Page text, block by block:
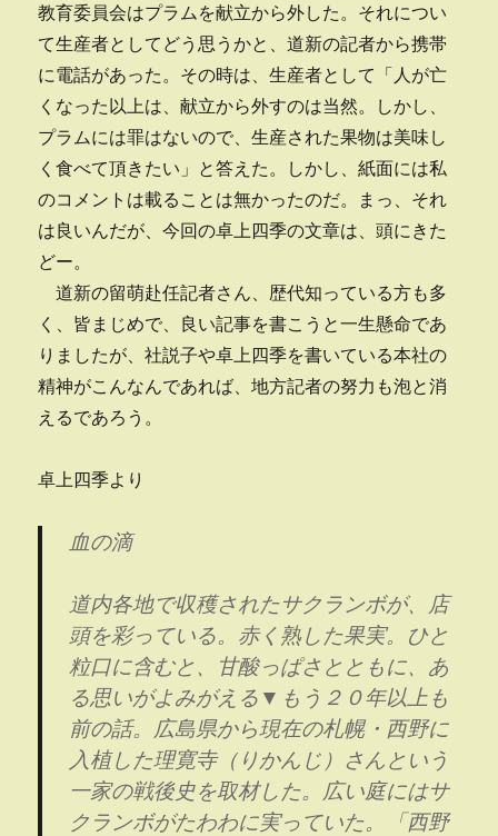
教育委員会はプラムを献立から外した。それについ
て生産者としてどう思うかと、道新の記者から携帯
に電話があった。その時は、生産者として「人が亡
くなった以上は、献立から外すのは当然。しかし、
プラムには罪はないので、生産された果物は美味し
く食べて頂きたい」と答えた。しかし、紙面には私
のコメントは載ることは無かったのだ。まっ、それ
は良いんだが、今回の卓上四季の文章は、頭にきた
どー。
道新の留萌赴任記者さん、歴代知っている方も多
く、皆まじめで、良い記事を書こうと一生懸命であ
りましたが、社説子や卓上四季を書いている本社の
精神がこんなんであれば、地方記者の努力も泡と消
えるであろう。
卓上四季より
血の滴
道内各地で収穫されたサクランボが、店
頭を彩っている。赤く熟した果実。ひと
粒口に含むと、甘酸っぱさとともに、あ
る思いがよみがえる▼もう２０年以上も
前の話。広島県から現在の札幌・西野に
入植した理寛寺（りかんじ）さんという
一家の戦後史を取材した。広い庭にはサ
クランボがたわわに実っていた。「西野